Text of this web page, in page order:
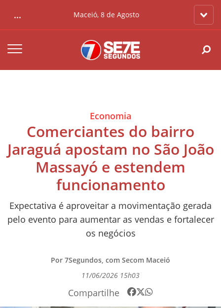
... Maceió, 8 de Agosto
Economia
Comerciantes do bairro
Jaraguá apostam no São João
Massayó e estendem
funcionamento
Expectativa é aproveitar a movimentação gerada
pelo evento para aumentar as vendas e fortalecer
os negócios
Por 7Segundos, com Secom Maceió
11/06/2026 15h03
Compartilhe